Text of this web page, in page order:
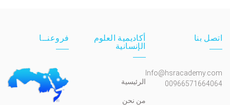
اتصل بنا
Info@hsracademy.com
00966571664064
أكاديمية العلوم
الإنسانية
الرئيسية
من نحن
فروعنــا